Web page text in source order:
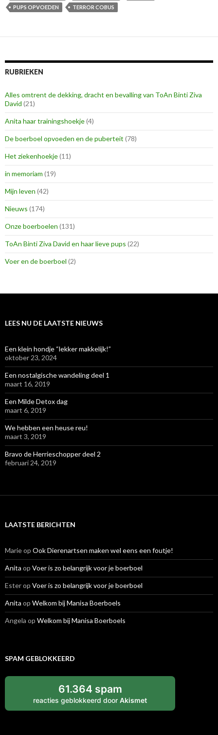
PUPS OPVOEDEN
TERROR COBUS
RUBRIEKEN
Alles omtrent de dekking, dracht en bevalling van ToAn Binti Ziva
David (21)
Anita haar trainingshoekje(4)
De boerboel opvoeden en de puberteit (78)
Het ziekenhoekje(11)
in memoriam (19)
Mijn leven (42)
Nieuws (174)
Onze boerboelen (131)
ToAn Binti Ziva David en haar lieve pups (22)
Voer en de boerboel (2)
LEES NU DE LAATSTE NIEUWS
Een klein hondje “lekker makkelijk!”
oktober 23, 2024
Een nostalgische wandeling deel 1
maart 16, 2019
Een Milde Detox dag
maart 6, 2019
We hebben een heuse reu!
maart 3, 2019
Bravo de Herrieschopper deel 2
februari 24, 2019
LAATSTE BERICHTEN
Marieop Ook Dierenartsen maken wel eens een foutje!
Anita op Voer is zo belangrijk voor je boerboel
Esterop Voer is zo belangrijk voor je boerboel
Anita op Welkom bij Manisa Boerboels
Angela op Welkom bij Manisa Boerboels
SPAM GEBLOKKEERD
61.364 spam
reacties geblokkeerd door Akismet